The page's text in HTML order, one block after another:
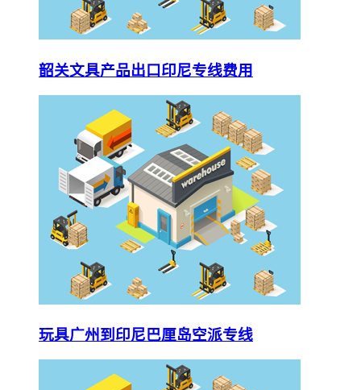
韶关文具产品出口印尼专线费用
玩具广州到印尼巴厘岛空派专线